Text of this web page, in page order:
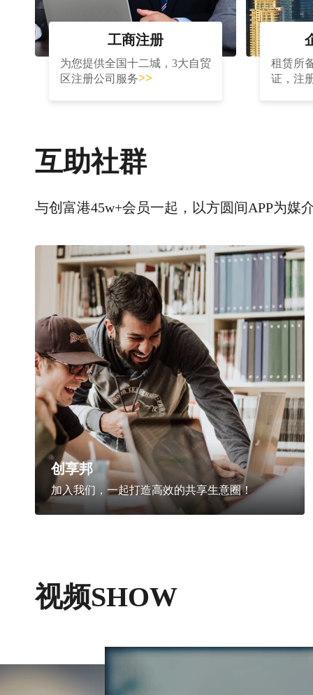
工商注册
为您提供全国十二城，3大自贸
区注册公司服务>>
租赁所
证，注
互助社群
与创富港45w+会员一起，以方圆间APP为媒
创享邦
加入我们，一起打造高效的共享生意圈！
视频SHOW